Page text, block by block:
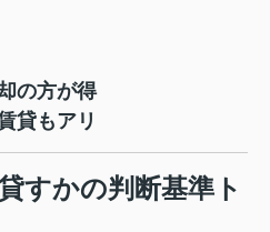
の方が得
貸もアリ
すかの判断基準ト